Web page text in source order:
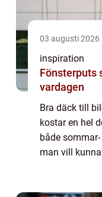
03 augusti 2026
inspiration
Fönsterputs
vardagen
Bra däck till
kostar en hel
både
man vill